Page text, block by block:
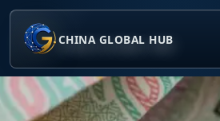
CHINA GLOBAL HUB